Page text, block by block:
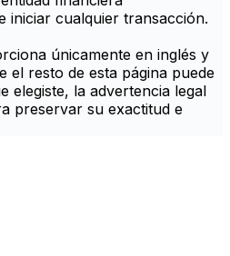
iniciar cualquier transacción.
únicamente en inglés y
el resto de esta página puede
elegiste, la advertencia legal
preservar su exactitud e